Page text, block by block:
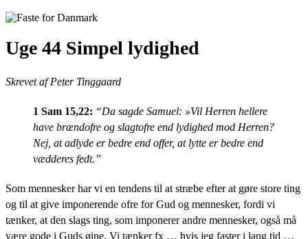
Uge 44 Simpel lydighed
Skrevet af Peter Tinggaard
1 Sam 15,22: “Da sagde Samuel: »Vil Herren hellere
have brændofre og slagtofre end lydighed mod Herren?
Nej, at adlyde er bedre end offer, at lytte er bedre end
vædderes fedt.”
Som mennesker har vi en tendens til at stræbe efter at gøre store ting
og til at give imponerende ofre for Gud og mennesker, fordi vi
tænker, at den slags ting, som imponerer andre mennesker, også må
være gode i Guds øjne. Vi tænker fx … hvis jeg faster i lang tid …